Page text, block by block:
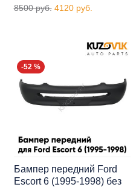
8500 руб. 4120 руб.
-52 %
Бампер передний Ford
Escort 6 (1995-1998) без